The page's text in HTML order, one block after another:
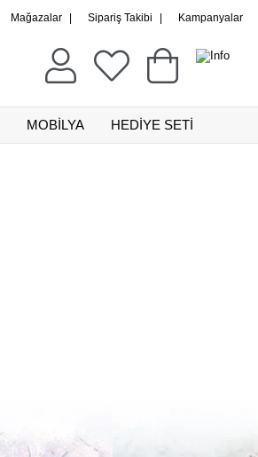
Mağazalar Sipariş Takibi Kampanyalar
MOBİLYA HEDİYE SETİ